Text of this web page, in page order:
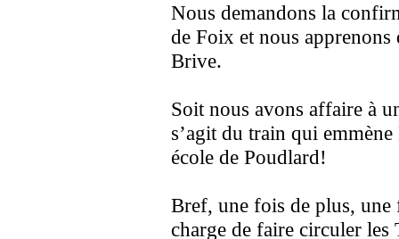
Nous demandons la
de Foix et nous apprenons
Brive.
Soit nous avons affaire à
s’agit du train qui
école de Poudlard!
Bref, une fois de plus,
charge de faire circuler